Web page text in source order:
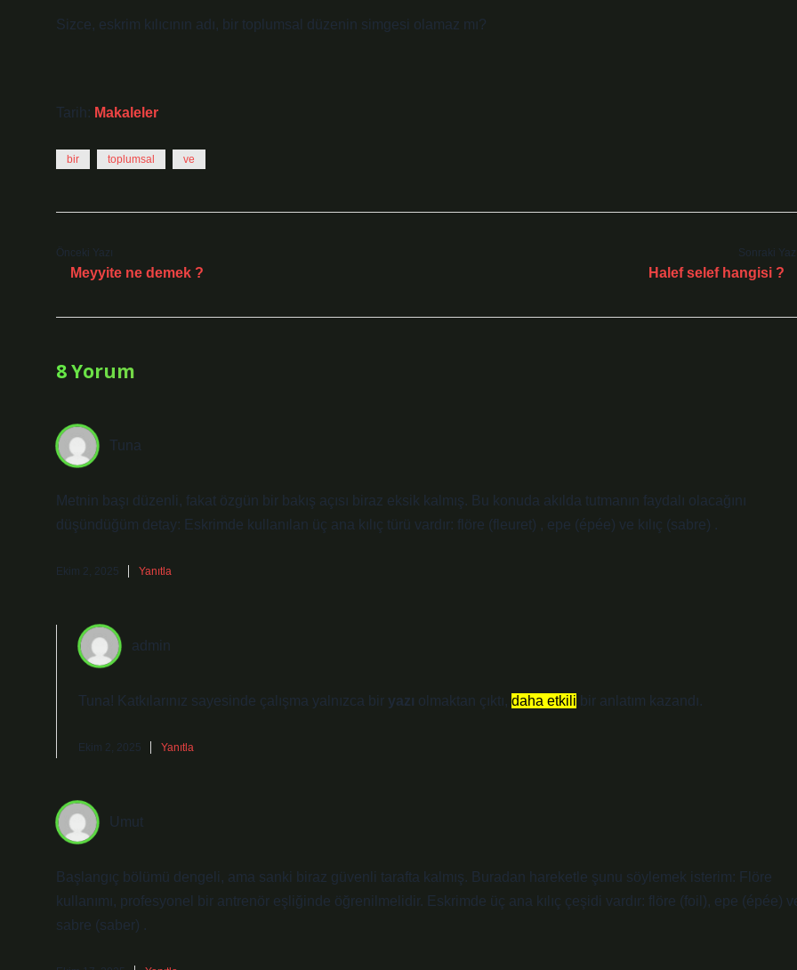
Sizce, eskrim kılıcının adı, bir toplumsal düzenin simgesi olamaz mı?
Tarih: Makaleler
bir toplumsal ve
Önceki Yazı
Meyyite ne demek ?
Sonraki
Halef selef hangisi ?
8 Yorum
Tuna
Metnin başı düzenli, fakat özgün bir bakış açısı biraz eksik kalmış. Bu konuda akılda tutmanın faydalı olacağını
düşündüğüm detay: Eskrimde kullanılan üç ana kılıç türü vardır: flöre (fleuret) , epe (épée) ve kılıç (sabre) .
Ekim 2, 2025 Yanıtla
admin
Tuna! Katkılarınız sayesinde çalışma yalnızca bir yazı olmaktan çıktı, daha etkili bir anlatım kazandı.
Ekim 2, 2025 Yanıtla
Umut
Başlangıç bölümü dengeli, ama sanki biraz güvenli tarafta kalmış. Buradan hareketle şunu söylemek isterim: Flöre
kullanımı, profesyonel bir antrenör eşliğinde öğrenilmelidir. Eskrimde üç ana kılıç çeşidi vardır: flöre (foil), epe (épée)
sabre (saber) .